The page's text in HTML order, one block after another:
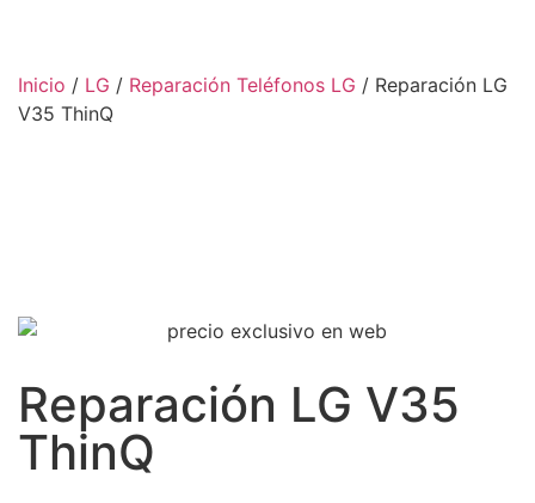
Inicio / LG / Reparación Teléfonos LG / Reparación LG
V35 ThinQ
Reparación LG V35
ThinQ